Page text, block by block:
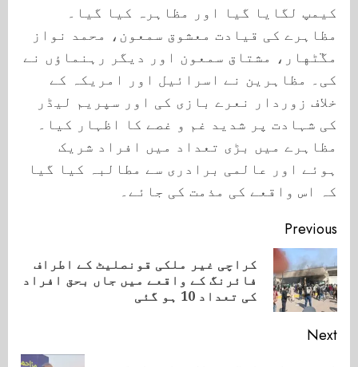
کیمپ لگایا گیا اور مظاہرہ کیا گیا۔
مظاہرے کی قیادت معشوق سمعون، محمد نواز
مڱڻهار، مشتاق سمعون اور دیگر رہنماؤں نے
کی۔ مظاہرین نے اسرائیل اور امریکہ کے
خلاف زوردار نعرے بازی کی اور سپریم لیڈر
کی شہادت پر شدید غم و غصے کا اظہار کیا۔
مظاہرے میں بڑی تعداد میں افراد شریک
ہوئے اور عالمی برادری سے مطالبہ کیا گیا
کہ اس واقعے کی مذمت کی جائے۔
Continue
Reading
Previous
کراچی غیر ملکی قونصلیٹ کے اطراف
فائرنگ کے واقعے میں جاں بحق افراد
کی تعداد 10 ہو گئی
Next